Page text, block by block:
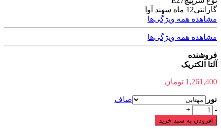
گارانتی12 ماه سهند آوا
مشاهده همه ویژگی‌ها
مشاهده همه ویژگی‌ها
فروشنده
آلتا الکتریک
1,261,400 تومان
نور
صاف
لامپ
فلاور
55
-
+
افزودن به سبد خرید